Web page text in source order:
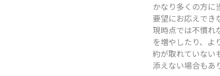
かなり多くの方に
要望にお応えでき
現時点では不慣れ
を増やしたり、よ
約が取れていない
添えない場合もあ